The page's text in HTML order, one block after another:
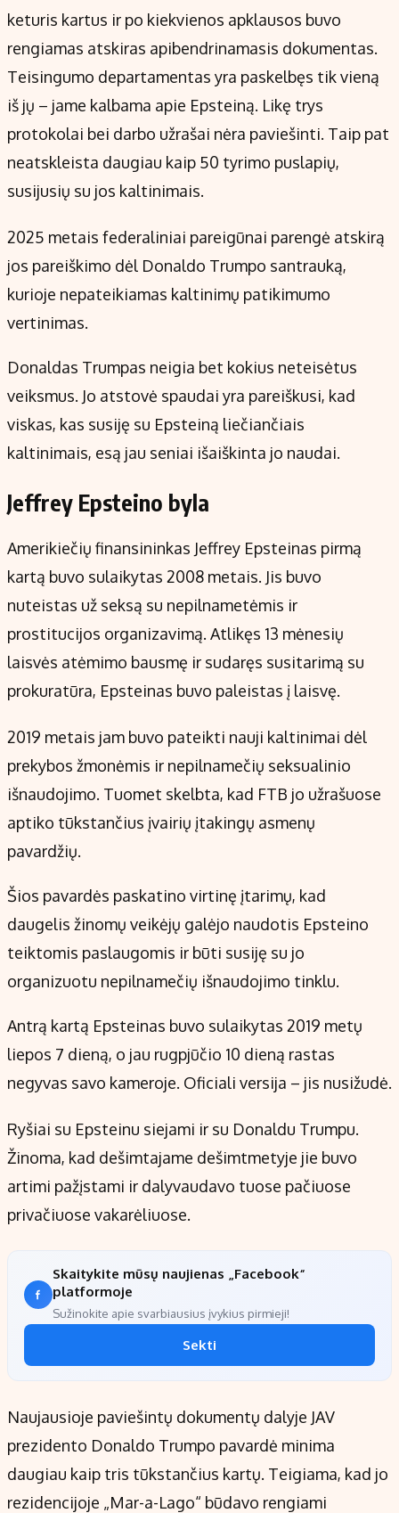
keturis kartus ir po kiekvienos apklausos buvo
rengiamas atskiras apibendrinamasis dokumentas.
Teisingumo departamentas yra paskelbęs tik vieną
iš jų – jame kalbama apie Epsteiną. Likę trys
protokolai bei darbo užrašai nėra paviešinti. Taip pat
neatskleista daugiau kaip 50 tyrimo puslapių,
susijusių su jos kaltinimais.
2025 metais federaliniai pareigūnai parengė atskirą
jos pareiškimo dėl Donaldo Trumpo santrauką,
kurioje nepateikiamas kaltinimų patikimumo
vertinimas.
Donaldas Trumpas neigia bet kokius neteisėtus
veiksmus. Jo atstovė spaudai yra pareiškusi, kad
viskas, kas susiję su Epsteiną liečiančiais
kaltinimais, esą jau seniai išaiškinta jo naudai.
Jeffrey Epsteino byla
Amerikiečių finansininkas Jeffrey Epsteinas pirmą
kartą buvo sulaikytas 2008 metais. Jis buvo
nuteistas už seksą su nepilnametėmis ir
prostitucijos organizavimą. Atlikęs 13 mėnesių
laisvės atėmimo bausmę ir sudaręs susitarimą su
prokuratūra, Epsteinas buvo paleistas į laisvę.
2019 metais jam buvo pateikti nauji kaltinimai dėl
prekybos žmonėmis ir nepilnamečių seksualinio
išnaudojimo. Tuomet skelbta, kad FTB jo užrašuose
aptiko tūkstančius įvairių įtakingų asmenų
pavardžių.
Šios pavardės paskatino virtinę įtarimų, kad
daugelis žinomų veikėjų galėjo naudotis Epsteino
teiktomis paslaugomis ir būti susiję su jo
organizuotu nepilnamečių išnaudojimo tinklu.
Antrą kartą Epsteinas buvo sulaikytas 2019 metų
liepos 7 dieną, o jau rugpjūčio 10 dieną rastas
negyvas savo kameroje. Oficiali versija – jis nusižudė.
Ryšiai su Epsteinu siejami ir su Donaldu Trumpu.
Žinoma, kad dešimtajame dešimtmetyje jie buvo
artimi pažįstami ir dalyvaudavo tuose pačiuose
privačiuose vakarėliuose.
Skaitykite mūsų naujienas „Facebook“
platformoje
Sužinokite apie svarbiausius įvykius pirmieji!
Sekti
Naujausioje paviešintų dokumentų dalyje JAV
prezidento Donaldo Trumpo pavardė minima
daugiau kaip tris tūkstančius kartų. Teigiama, kad jo
rezidencijoje „Mar-a-Lago“ būdavo rengiami